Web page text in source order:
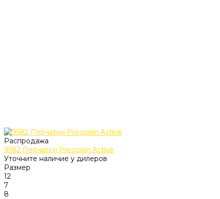
Распродажа
9582 Перчатки Precision Active
Уточните наличие у дилеров
Размер
12
7
8